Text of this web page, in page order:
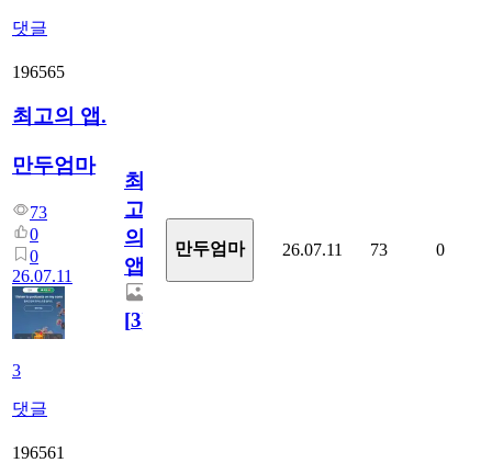
댓글
196565
최고의 앱.
만두엄마
73
0
0
26.07.11
3
댓글
최
고
의
앱.
[3]
만두엄마 26.07.11 73 0
196561